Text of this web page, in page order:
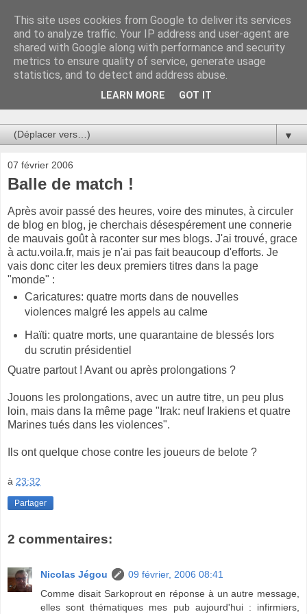
Au bistro !
La connerie étant le seul chemin susceptible de nous faire
entrevoir une parcelle de vérité, utilisons la par des moyens
de communication efficaces. Le temps qu'on remplisse nos
▼
07 février 2006
Balle de match !
Après avoir passé des heures, voire des minutes, à circuler
de blog en blog, je cherchais désespérement une connerie
de mauvais goût à raconter sur mes blogs. J'ai trouvé, grace
à actu.voila.fr, mais je n'ai pas fait beaucoup d'efforts. Je
vais donc citer les deux premiers titres dans la page
"monde" :
Caricatures: quatre morts dans de nouvelles
violences malgré les appels au calme
Haïti: quatre morts, une quarantaine de blessés lors
du scrutin présidentiel
Quatre partout ! Avant ou après prolongations ?
Jouons les prolongations, avec un autre titre, un peu plus
loin, mais dans la même page "Irak: neuf Irakiens et quatre
Marines tués dans les violences".
Ils ont quelque chose contre les joueurs de belote ?
à 23:32
Partager
2 commentaires:
Nicolas Jégou
09 février, 2006 08:41
Comme disait Sarkoprout en réponse à un autre message,
elles sont thématiques mes pub aujourd'hui : infirmiers,
This site uses cookies from Google to deliver its services
and to analyze traffic. Your IP address and user-agent are
shared with Google along with performance and security
metrics to ensure quality of service, generate usage
statistics, and to detect and address abuse.
LEARN MORE GOT IT